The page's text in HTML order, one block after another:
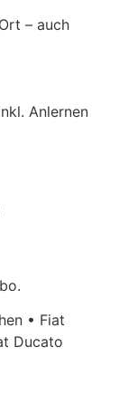
– auch
Anlernen
• Fiat
Ducato